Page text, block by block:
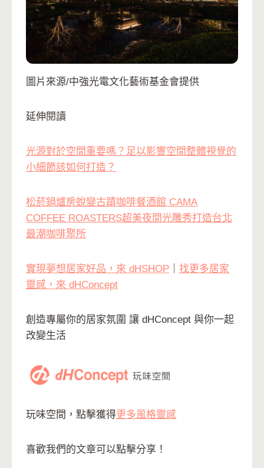
圖片來源/中強光電文化藝術基金會提供
延伸閱讀
光源對於空間重要嗎？足以影響空間整體視覺的
小細節該如何打造？
松菸鍋爐房蛻變古蹟咖啡餐酒館 CAMA
COFFEE ROASTERS超美夜間光雕秀打造台北
最潮咖啡聚所
實現夢想居家好品，來 dHSHOP
找更多居家
靈感，來 dHConcept
創造專屬你的居家氛圍 讓 dHConcept 與你一起
改變生活
玩味空間，點擊獲得更多風格靈感
喜歡我們的文章可以點擊分享！